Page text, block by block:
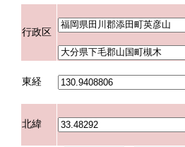
行政区
東経
北緯